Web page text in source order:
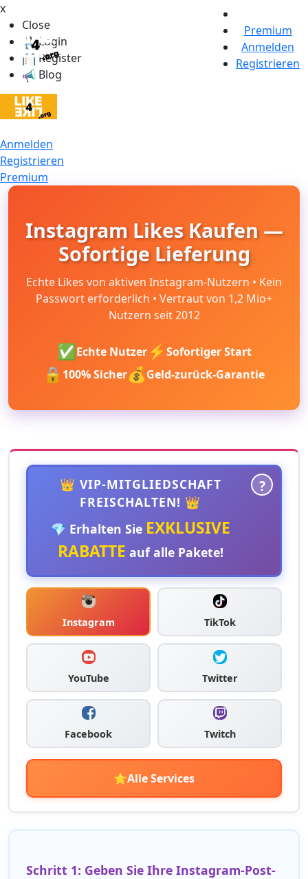
x
Close
Login
Register
Blog
Anmelden
Registrieren
Premium
Premium
Anmelden
Registrieren
Instagram Likes Kaufen —
Sofortige Lieferung
Echte Likes von aktiven Instagram-Nutzern • Kein
Passwort erforderlich • Vertraut von 1,2 Mio+
Nutzern seit 2012
✅Echte Nutzer⚡ Sofortiger Start
🔒 100% Sicher💰Geld-zurück-Garantie
👑 VIP-MITGLIEDSCHAFT
FREISCHALTEN! 👑
?
💎 Erhalten Sie EXKLUSIVE
RABATTE auf alle Pakete!
Instagram TikTok
YouTube Twitter
Facebook Twitch
⭐Alle Services
Schritt 1: Geben Sie Ihre Instagram-Post-